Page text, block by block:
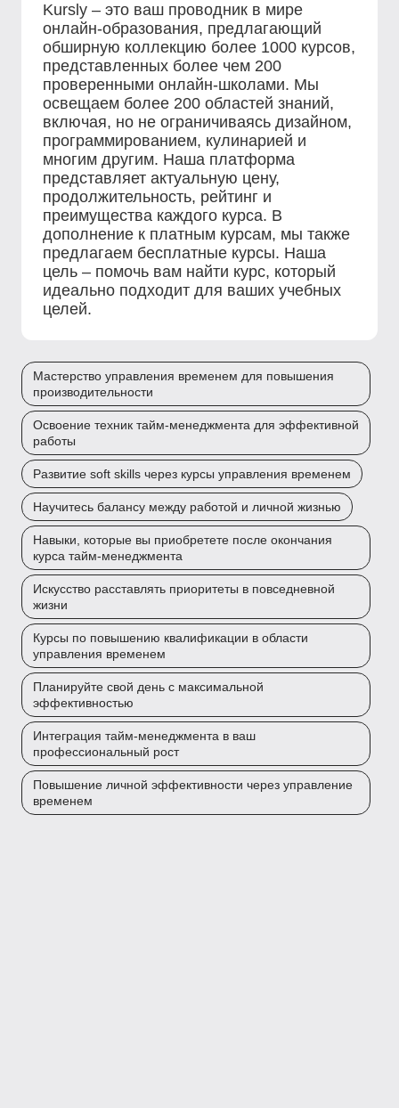
Kursly – это ваш проводник в мире
онлайн-образования, предлагающий
обширную коллекцию более 1000 курсов,
представленных более чем 200
проверенными онлайн-школами. Мы
освещаем более 200 областей знаний,
включая, но не ограничиваясь дизайном,
программированием, кулинарией и
многим другим. Наша платформа
представляет актуальную цену,
продолжительность, рейтинг и
преимущества каждого курса. В
дополнение к платным курсам, мы также
предлагаем бесплатные курсы. Наша
цель – помочь вам найти курс, который
идеально подходит для ваших учебных
целей.
Мастерство управления временем для повышения
производительности
Освоение техник тайм-менеджмента для эффективной
работы
Развитие soft skills через курсы управления временем
Научитесь балансу между работой и личной жизнью
Навыки, которые вы приобретете после окончания
курса тайм-менеджмента
Искусство расставлять приоритеты в повседневной
жизни
Курсы по повышению квалификации в области
управления временем
Планируйте свой день с максимальной
эффективностью
Интеграция тайм-менеджмента в ваш
профессиональный рост
Повышение личной эффективности через управление
временем